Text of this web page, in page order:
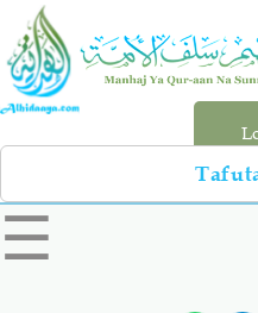
Skip
main
content
Search
left
sidebar
☰